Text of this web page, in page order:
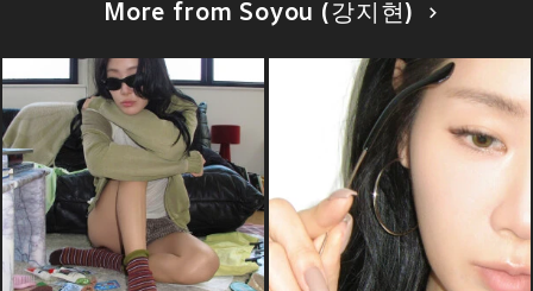
More from Soyou (강지현)